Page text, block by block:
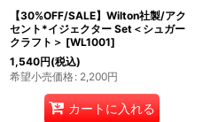
【30%OFF/SALE】Wilton社製/アク
セント*イジェクター Set＜シュガー
クラフト＞ [WL1001]
1,540円(税込)
希望小売価格: 2,200円
カートに入れる